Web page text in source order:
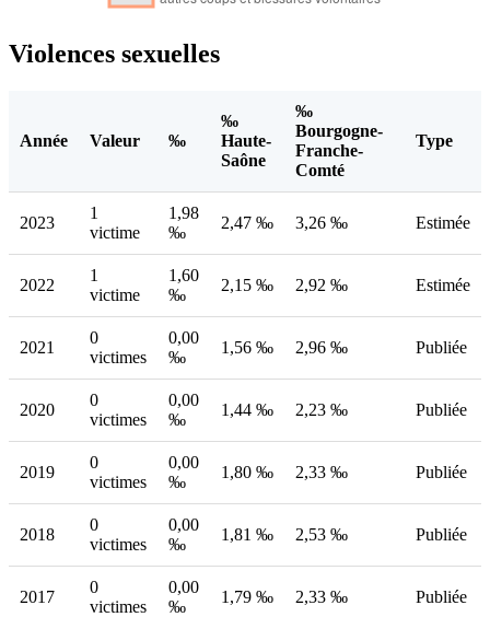
Violences sexuelles
Année Valeur ‰
‰
Haute-
Saône
‰
Bourgogne-
Franche-
Comté
Type
2023
1
victime
1,98
‰
2,47 ‰ 3,26 ‰ Estimée
2022
1
victime
1,60
‰
2,15 ‰ 2,92 ‰ Estimée
2021
0
victimes
0,00
‰
1,56 ‰ 2,96 ‰ Publiée
2020
0
victimes
0,00
‰
1,44 ‰ 2,23 ‰ Publiée
2019
0
victimes
0,00
‰
1,80 ‰ 2,33 ‰ Publiée
2018
0
victimes
0,00
‰
1,81 ‰ 2,53 ‰ Publiée
2017
0
victimes
0,00
‰
1,79 ‰ 2,33 ‰ Publiée